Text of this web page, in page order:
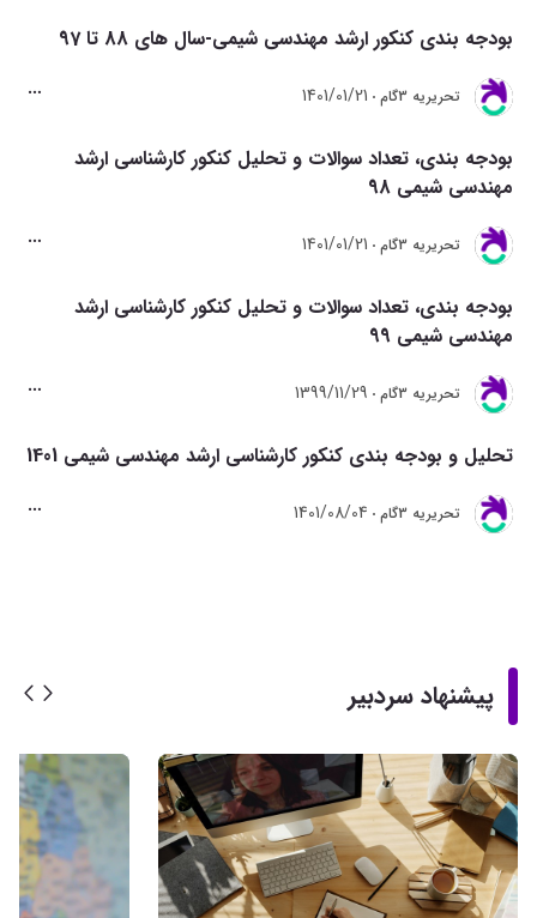
بودجه بندی کنکور ارشد مهندسی شیمی-سال های 88 تا 97
تحريريه 3گام 1401/01/21
بودجه بندی، تعداد سوالات و تحلیل کنکور کارشناسی ارشد
مهندسی شیمی 98
تحريريه 3گام 1401/01/21
بودجه بندی، تعداد سوالات و تحلیل کنکور کارشناسی ارشد
مهندسی شیمی 99
تحريريه 3گام 1399/11/29
تحلیل و بودجه بندی کنکور کارشناسی ارشد مهندسی شیمی 1401
تحريريه 3گام 1401/08/04
پیشنهاد سردبیر